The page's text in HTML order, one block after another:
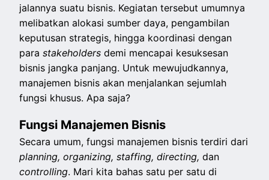
jalannya suatu bisnis. Kegiatan tersebut umumnya
melibatkan alokasi sumber daya, pengambilan
keputusan strategis, hingga koordinasi dengan
parastakeholdersdemi mencapai kesuksesan
bisnis jangka panjang. Untuk mewujudkannya,
manajemen bisnis akan menjalankan sejumlah
fungsi khusus. Apa saja?
Fungsi Manajemen Bisnis
Secara umum, fungsi manajemen bisnis terdiri dari
planning, organizing, staffing, directing,dan
controlling. Mari kita bahas satu per satu di